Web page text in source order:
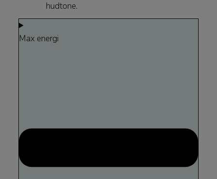
hudtone.
Max energi